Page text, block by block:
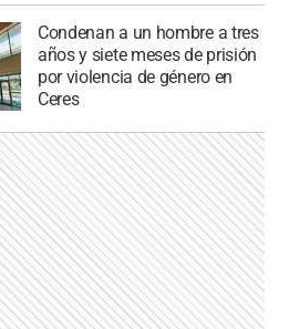
Condenan a un hombre a tres
años y siete meses de prisión
por violencia de género en
Ceres